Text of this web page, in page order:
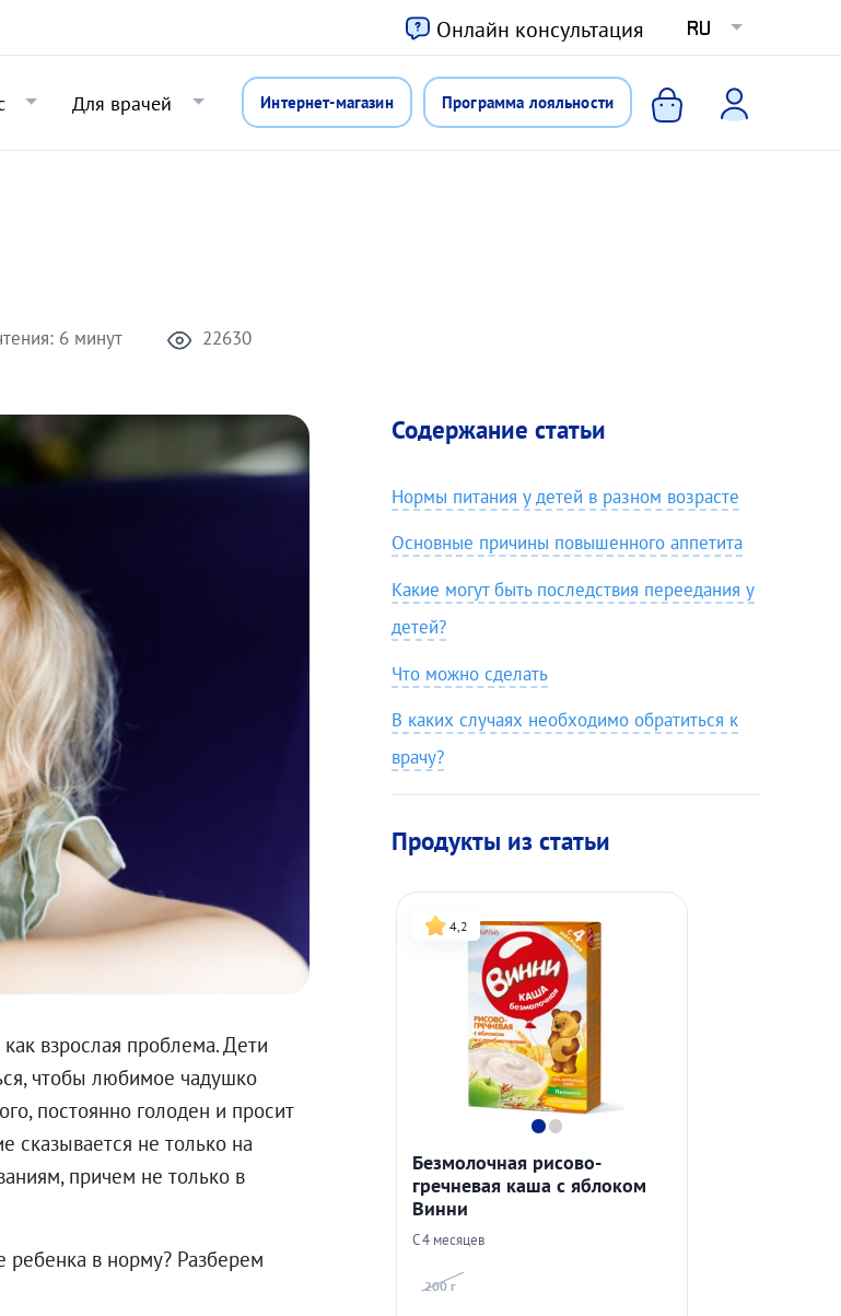
Онлайн консультация RU
Для врачей Интернет-магазин Программа лояльности
6 минут 22630
взрослая проблема. Дети
чтобы любимое чадушко
постоянно голоден и просит
сказывается не только на
причем не только в
ребенка в норму? Разберем
Содержание статьи
Нормы питания у детей в разном возрасте
Основные причины повышенного аппетита
Какие могут быть последствия переедания у
детей?
Что можно сделать
В каких случаях необходимо обратиться к
врачу?
Продукты из статьи
4,2
Безмолочная рисово-
гречневая каша с яблоком
Винни
С 4 месяцев
200 г